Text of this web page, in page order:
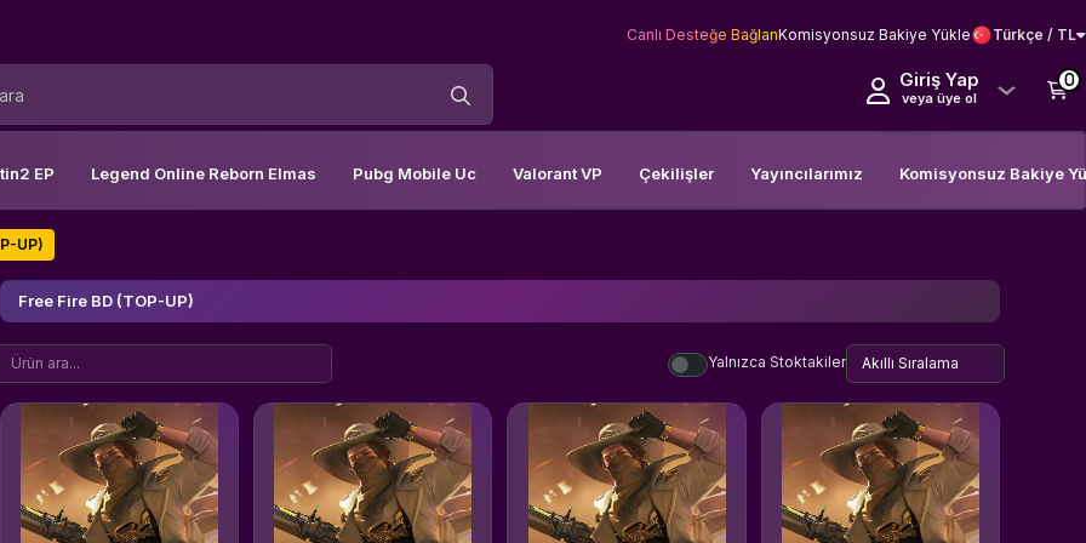
Canlı Desteğe BağlanKomisyonsuz Bakiye Yükle Türkçe / TL
Giriş Yap
veya üye ol
0
EP Legend Online Reborn Elmas Pubg Mobile Uc Valorant VP Çekilişler Yayıncılarımız Komisyonsuz Bakiye
UP)
Free Fire BD (TOP-UP)
Yalnızca Stoktakiler